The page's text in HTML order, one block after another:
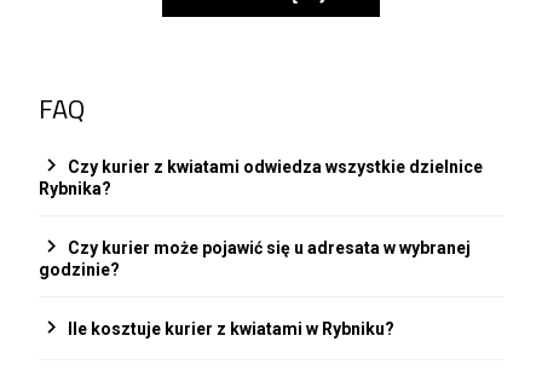
FAQ
chevron_right
Czy kurier z kwiatami odwiedza wszystkie dzielnice
Rybnika?
chevron_right
Czy kurier może pojawić się u adresata w wybranej
godzinie?
chevron_right Ile kosztuje kurier z kwiatami w Rybniku?